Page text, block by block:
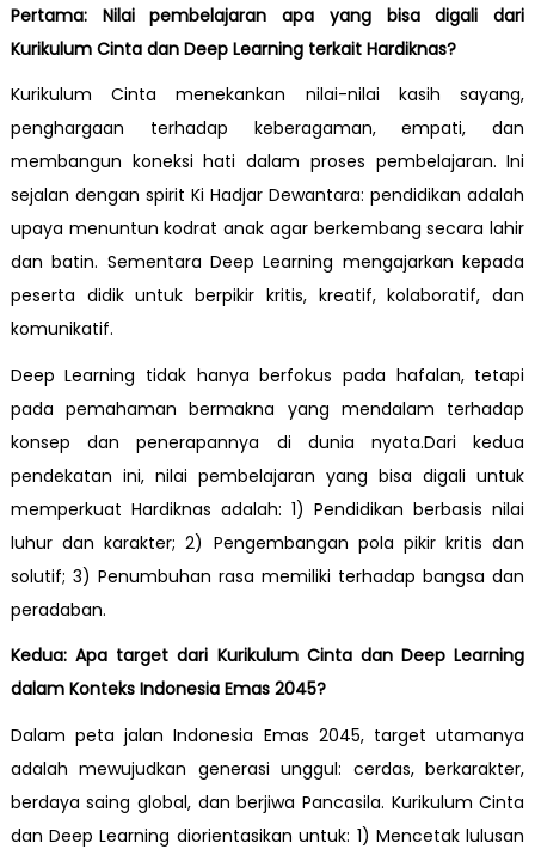
Pertama: Nilai pembelajaran apa yang bisa digali dari
Kurikulum Cinta dan Deep Learning terkait Hardiknas?
Kurikulum Cinta menekankan nilai-nilai kasih sayang,
penghargaan terhadap keberagaman, empati, dan
membangun koneksi hati dalam proses pembelajaran. Ini
sejalan dengan spirit Ki Hadjar Dewantara: pendidikan adalah
upaya menuntun kodrat anak agar berkembang secara lahir
dan batin. Sementara Deep Learning mengajarkan kepada
peserta didik untuk berpikir kritis, kreatif, kolaboratif, dan
komunikatif.
Deep Learning tidak hanya berfokus pada hafalan, tetapi
pada pemahaman bermakna yang mendalam terhadap
konsep dan penerapannya di dunia nyata.Dari kedua
pendekatan ini, nilai pembelajaran yang bisa digali untuk
memperkuat Hardiknas adalah: 1) Pendidikan berbasis nilai
luhur dan karakter; 2) Pengembangan pola pikir kritis dan
solutif; 3) Penumbuhan rasa memiliki terhadap bangsa dan
peradaban.
Kedua: Apa target dari Kurikulum Cinta dan Deep Learning
dalam Konteks Indonesia Emas 2045?
Dalam peta jalan Indonesia Emas 2045, target utamanya
adalah mewujudkan generasi unggul: cerdas, berkarakter,
berdaya saing global, dan berjiwa Pancasila. Kurikulum Cinta
dan Deep Learning diorientasikan untuk: 1) Mencetak lulusan